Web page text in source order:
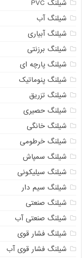
شیلنگ PVC
شیلنگ آب
شیلنگ آبیاری
شیلنگ برزنتی
شیلنگ پارچه ای
شیلنگ پنوماتیک
شیلنگ تزریق
شیلنگ حصیری
شیلنگ خانگی
شیلنگ خرطومی
شیلنگ سمپاش
شیلنگ سیلیکونی
شیلنگ سیم دار
شیلنگ صنعتی
شیلنگ صنعتی آب
شیلنگ فشار قوی
شیلنگ فشار قوی آب